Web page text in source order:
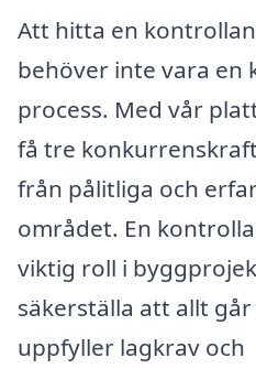
Att hitta en
behöver inte vara en
process. Med vår
få tre
från pålitliga och
området. En
viktig roll i
säkerställa att allt
uppfyller lagkrav och